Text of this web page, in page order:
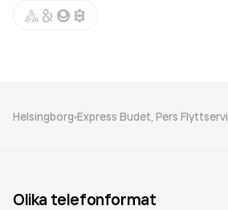
Helsingborg Express Budet, Pers
Olika telefonformat